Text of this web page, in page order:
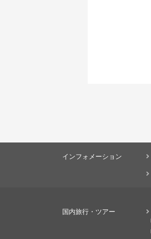
インフォメーション
国内旅行・ツアー